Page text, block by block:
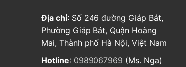
Địa chỉ: Số 246 đường Giáp Bát,
Phường Giáp Bát, Quận Hoàng
Mai, Thành phố Hà Nội, Việt Nam
Hotline: 0989067969 (Ms. Nga)